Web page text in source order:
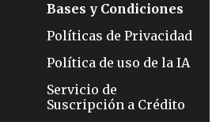
Bases y Condiciones
Políticas de Privacidad
Política de uso de la IA
Servicio de
Suscripción a Crédito